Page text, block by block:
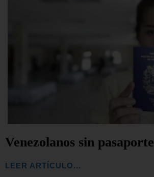
Venezolanos sin pasaporte
LEER ARTÍCULO...